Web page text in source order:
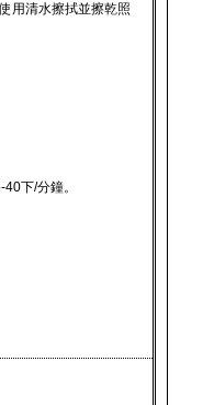
用清水擦拭並擦乾照
下/分鐘。